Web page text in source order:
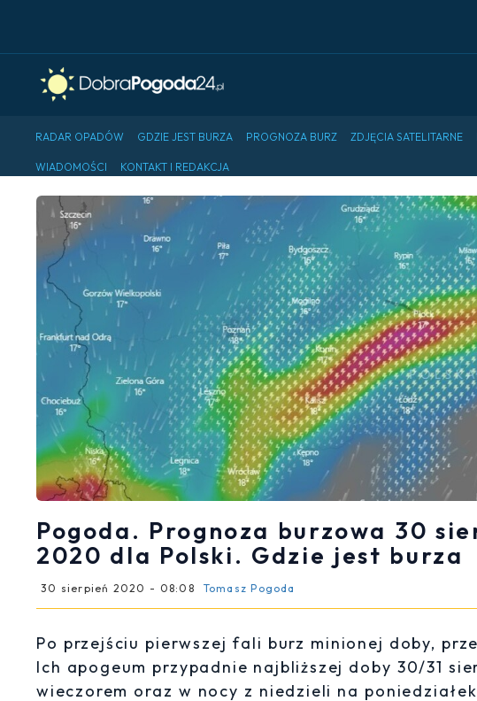
RADAR OPADÓW GDZIE JEST BURZA PROGNOZA BURZ ZDJĘCIA SATELITARNE
WIADOMOŚCI KONTAKT I REDAKCJA
Pogoda. Prognoza burzowa 30
2020 dla Polski. Gdzie jest burza
30 sierpień 2020 - 08:08 Tomasz Pogoda
Po przejściu pierwszej fali burz minionej doby,
Ich apogeum przypadnie najbliższej doby 30/31
wieczorem oraz w nocy z niedzieli na